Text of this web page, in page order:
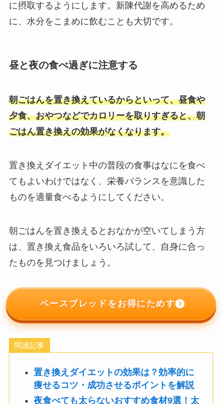
に摂取するようにします。 新陳代謝を高めるため
に、水分をこまめに飲むことも大切です。
昼と夜の食べ過ぎに注意する
朝ごはんを置き換えているからといって、昼食や
夕食、おやつなどでカロリーを取りすぎると、朝
ごはん置き換えの効果がなくなります。
置き換えダイエット中の普段の食事はなにを食べ
てもよいわけではなく、栄養バランスを意識した
ものを適量食べるようにしてください。
朝ごはんを置き換えるとおなかが空いてしまう方
は、置き換え食品をいろいろ試して、自身に合っ
たものを見つけましょう。
ベースブレッドをお得にためす
関連記事
置き換えダイエットの効果は？効率的に
痩せるコツ・成功させるポイントを解説
夜食べても太らないおすすめ食材9選！太